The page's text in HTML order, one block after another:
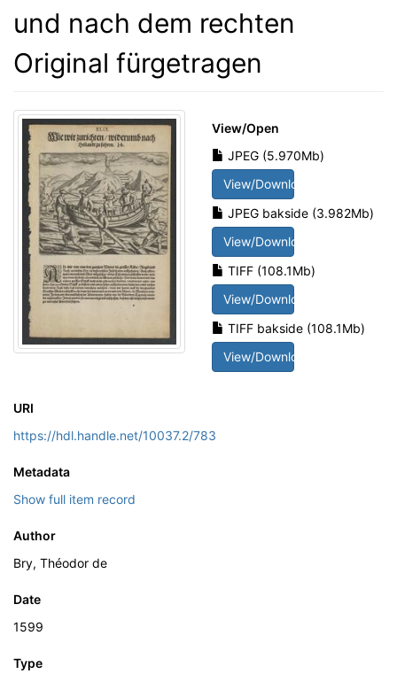
und nach dem rechten
Original fürgetragen
View/Open
JPEG (5.970Mb)
View/Download
JPEG bakside (3.982Mb)
View/Download
TIFF (108.1Mb)
View/Download
TIFF bakside (108.1Mb)
View/Download
URI
https://hdl.handle.net/10037.2/783
Metadata
Show full item record
Author
Bry, Théodor de
Date
1599
Type